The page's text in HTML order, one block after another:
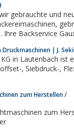
gebrauchte und
uvm. Ihre Backservice
| J.
in Lautenbach ist
und Digital-
zum Herstellen /
zum